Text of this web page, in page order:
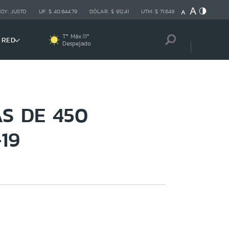
JUSTO UF: $ 40.844,79 DÓLAR: $ 912,41 UTM: $ 71.649
Tª Máx:11º
Despejado
DE 450